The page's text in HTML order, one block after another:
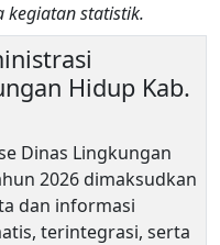
kegiatan statistik.
Hidup Kab.
Dinas Lingkungan
2026 dimaksudkan
dan informasi
terintegrasi, serta